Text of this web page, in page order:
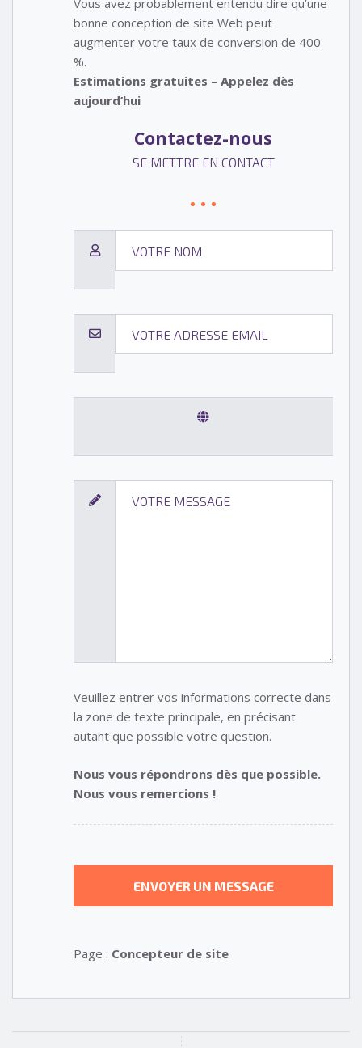
bonne conception de site Web peut
augmenter votre taux de conversion de 400
%.
Estimations gratuites – Appelez dès
aujourd’hui
Contactez-nous
SE METTRE EN CONTACT
Veuillez entrer vos informations correcte dans
la zone de texte principale, en précisant
autant que possible votre question.
Nous vous répondrons dès que possible.
Nous vous remercions !
Page : Concepteur de site